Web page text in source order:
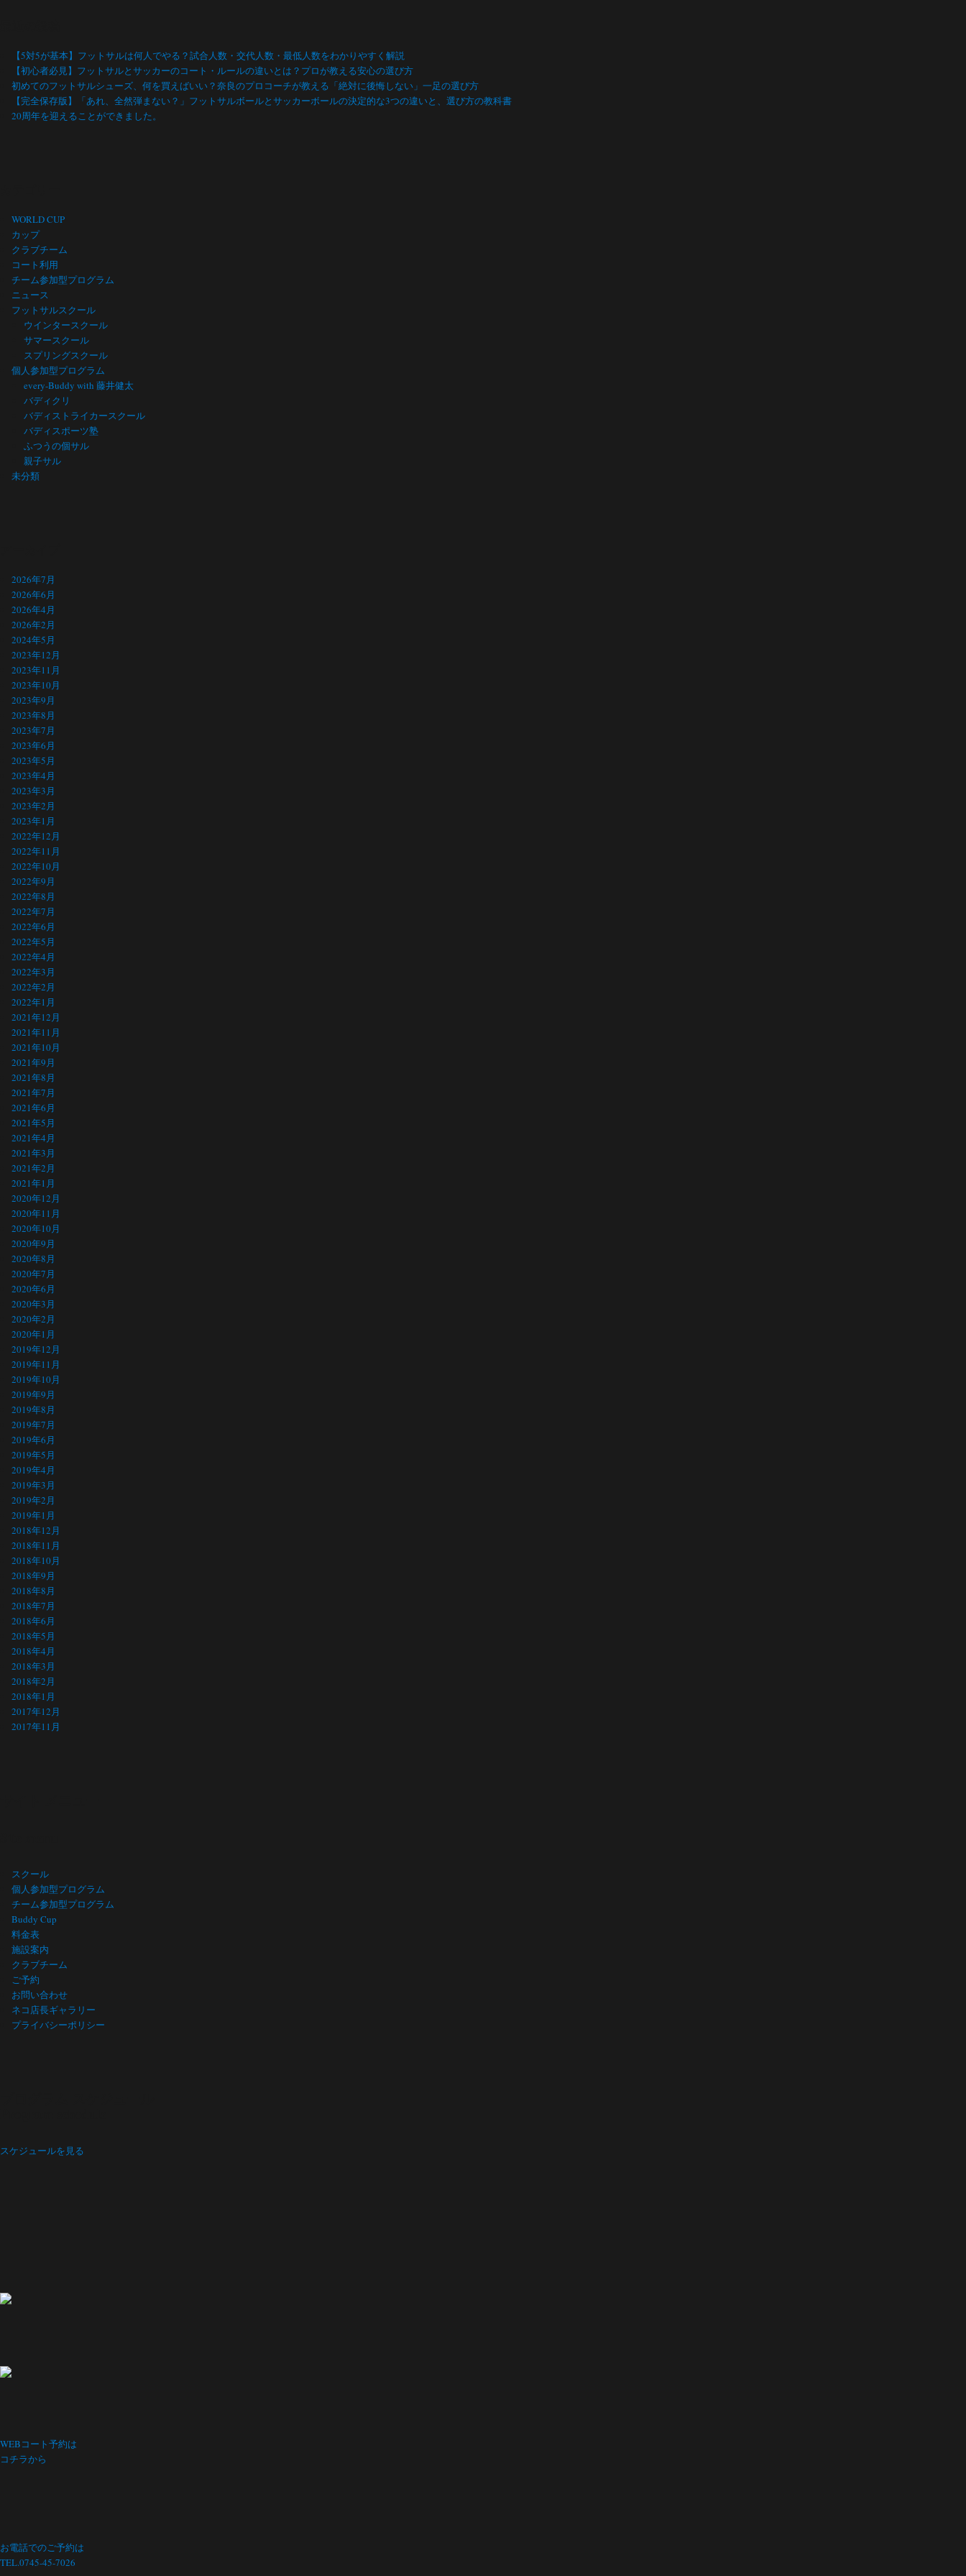
【5対5が基本】フットサルは何人でやる？試合人数・交代人数・最低人数をわかりやすく解説
【初心者必見】フットサルとサッカーのコート・ルールの違いとは？プロが教える安心の選び方
初めてのフットサルシューズ、何を買えばいい？奈良のプロコーチが教える「絶対に後悔しない」一足の選び方
【完全保存版】「あれ、全然弾まない？」フットサルボールとサッカーボールの決定的な3つの違いと、選び方の教科書
20周年を迎えることができました。
WORLD CUP
カップ
クラブチーム
コート利用
チーム参加型プログラム
ニュース
フットサルスクール
ウインタースクール
サマースクール
スプリングスクール
個人参加型プログラム
every-Buddy with 藤井健太
バディクリ
バディストライカースクール
バディスポーツ塾
ふつうの個サル
親子サル
未分類
2026年7月
2026年6月
2026年4月
2026年2月
2024年5月
2023年12月
2023年11月
2023年10月
2023年9月
2023年8月
2023年7月
2023年6月
2023年5月
2023年4月
2023年3月
2023年2月
2023年1月
2022年12月
2022年11月
2022年10月
2022年9月
2022年8月
2022年7月
2022年6月
2022年5月
2022年4月
2022年3月
2022年2月
2022年1月
2021年12月
2021年11月
2021年10月
2021年9月
2021年8月
2021年7月
2021年6月
2021年5月
2021年4月
2021年3月
2021年2月
2021年1月
2020年12月
2020年11月
2020年10月
2020年9月
2020年8月
2020年7月
2020年6月
2020年3月
2020年2月
2020年1月
2019年12月
2019年11月
2019年10月
2019年9月
2019年8月
2019年7月
2019年6月
2019年5月
2019年4月
2019年3月
2019年2月
2019年1月
2018年12月
2018年11月
2018年10月
2018年9月
2018年8月
2018年7月
2018年6月
2018年5月
2018年4月
2018年3月
2018年2月
2018年1月
2017年12月
2017年11月
スクール
個人参加型プログラム
チーム参加型プログラム
Buddy Cup
料金表
施設案内
クラブチーム
ご予約
お問い合わせ
ネコ店長ギャラリー
プライバシーポリシー
スケジュールを見る
WEBコート予約は
コチラから
お電話でのご予約は
TEL.0745-45-7026